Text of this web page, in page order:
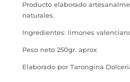
Producto elaborado
naturales.
Ingredientes: limones
Peso neto 250gr. aprox
Elaborado por Tarongina